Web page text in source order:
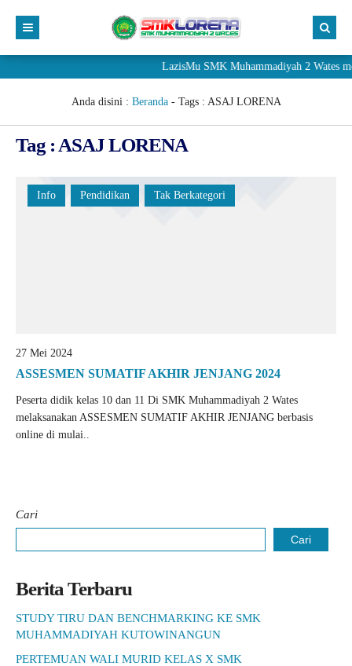
LazisMu SMK Muhammadiyah 2 Wates
Anda disini : Beranda- Tags : ASAJ LORENA
Tag : ASAJ LORENA
Info Pendidikan Tak Berkategori
27 Mei 2024
ASSESMEN SUMATIF AKHIR JENJANG 2024
Peserta didik kelas 10 dan 11 Di SMK Muhammadiyah 2 Wates
melaksanakan ASSESMEN SUMATIF AKHIR JENJANG berbasis
online di mulai..
Cari
Cari
Berita Terbaru
STUDY TIRU DAN BENCHMARKING KE SMK
MUHAMMADIYAH KUTOWINANGUN
PERTEMUAN WALI MURID KELAS X SMK